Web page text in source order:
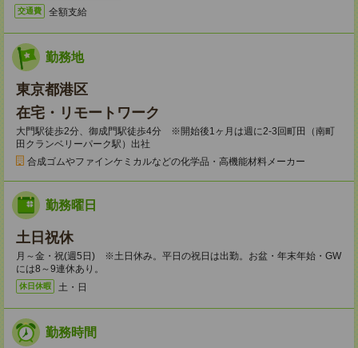
交通費 全額支給
勤務地
東京都港区
在宅・リモートワーク
大門駅徒歩2分、御成門駅徒歩4分 ※開始後1ヶ月は週に2-3回町田（南町
田クランベリーパーク駅）出社
合成ゴムやファインケミカルなどの化学品・高機能材料メーカー
勤務曜日
土日祝休
月～金・祝(週5日) ※土日休み。平日の祝日は出勤。お盆・年末年始・GW
には8～9連休あり。
休日休暇 土・日
勤務時間